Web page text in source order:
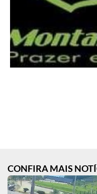
CONFIRA MAIS